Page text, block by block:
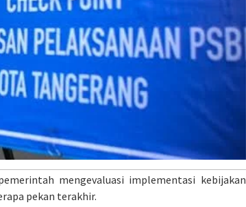
mengevaluasi implementasi kebijakan
pekan terakhir.